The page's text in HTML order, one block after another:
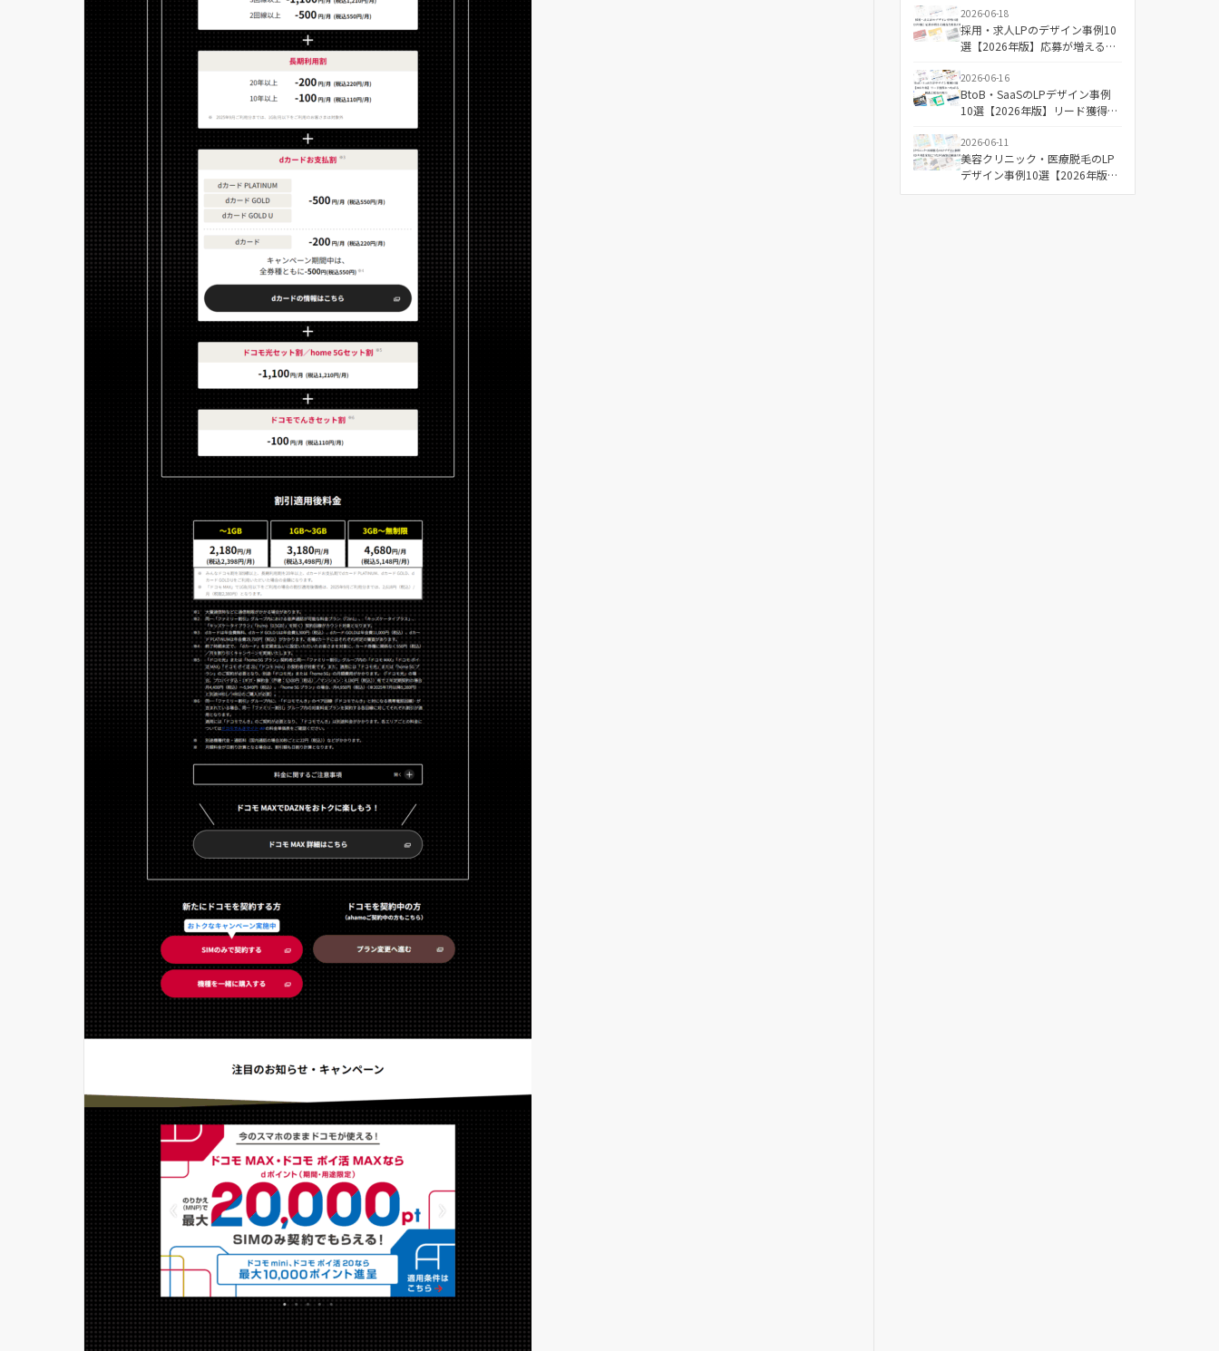
2026-06-18
採用・求人LPのデザイン事例10
選【2026年版】応募が増える構
2026-06-16
BtoB・SaaSのLPデザイン事例
10選【2026年版】リード獲得に
2026-06-11
美容クリニック・医療脱毛のLP
デザイン事例10選【2026年版】
成果につながる配色と構成の傾